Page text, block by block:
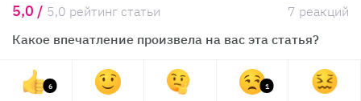
5,0 / 5,0 рейтинг статьи
7 реакций
Какое впечатление произвела на вас эта статья?
6 1